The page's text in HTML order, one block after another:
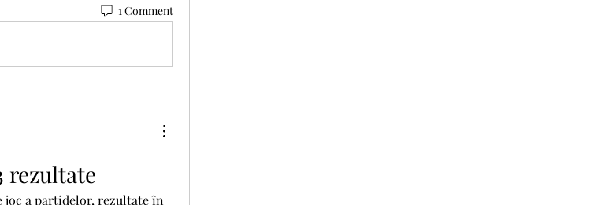
1 Comment
rezultate